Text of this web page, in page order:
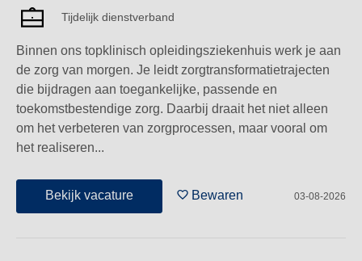
Tijdelijk dienstverband
Binnen ons topklinisch opleidingsziekenhuis werk je aan
de zorg van morgen. Je leidt zorgtransformatietrajecten
die bijdragen aan toegankelijke, passende en
toekomstbestendige zorg. Daarbij draait het niet alleen
om het verbeteren van zorgprocessen, maar vooral om
het realiseren...
Bekijk vacature Bewaren 03-08-2026